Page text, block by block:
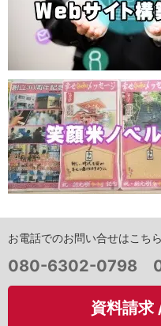
お電話でのお問い合せはこちら
電
話
080-6302-0798
資料請求